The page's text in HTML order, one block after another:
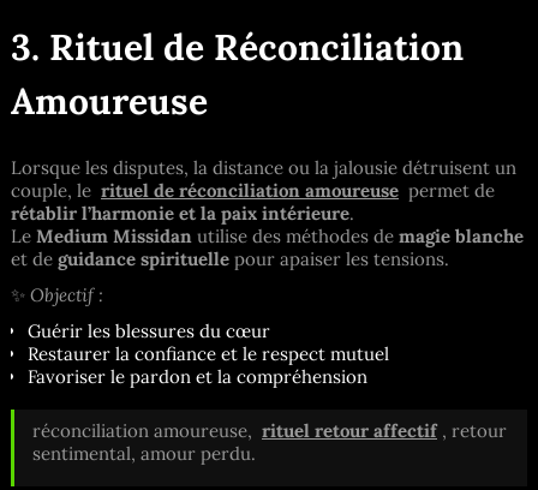
3. Rituel de Réconciliation
Amoureuse
Lorsque les disputes, la distance ou la jalousie détruisent un
couple, le rituel de réconciliation amoureuse permet de
rétablir l’harmonie et la paix intérieure.
Le Medium Missidan utilise des méthodes de magie blanche
et de guidance spirituelle pour apaiser les tensions.
✨ Objectif :
Guérir les blessures du cœur
Restaurer la confiance et le respect mutuel
Favoriser le pardon et la compréhension
réconciliation amoureuse, rituel retour affectif , retour
sentimental, amour perdu.